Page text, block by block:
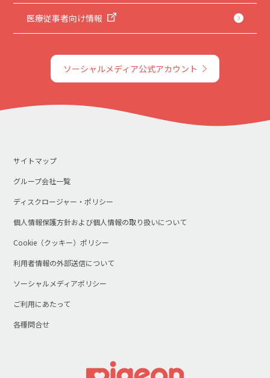
医療従事者向け情報
ソーシャルメディア公式アカウント
サイトマップ
グループ会社一覧
ディスクロージャー・ポリシー
個人情報保護方針および個人情報の取り扱いについて
Cookie（クッキー）ポリシー
利用者情報の外部送信について
ソーシャルメディアポリシー
ご利用にあたって
各種問合せ